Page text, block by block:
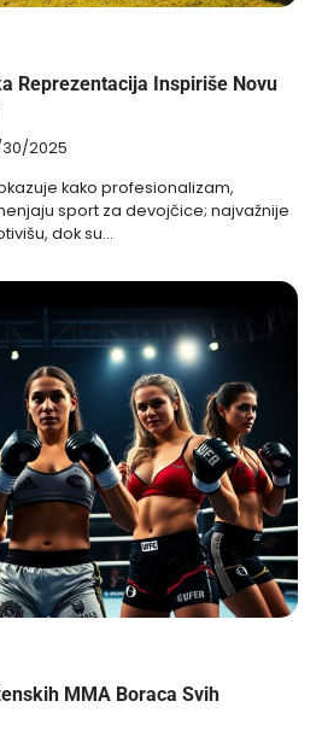
Reprezentacija Inspiriše Novu
30/2025
kako profesionalizam,
sport za devojčice; najvažnije
dok su…
MMA Boraca Svih